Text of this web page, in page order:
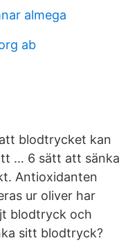
almega
ab
blodtrycket kan
… 6 sätt att sänka
Antioxidanten
ur oliver har
blodtryck och
sitt blodtryck?